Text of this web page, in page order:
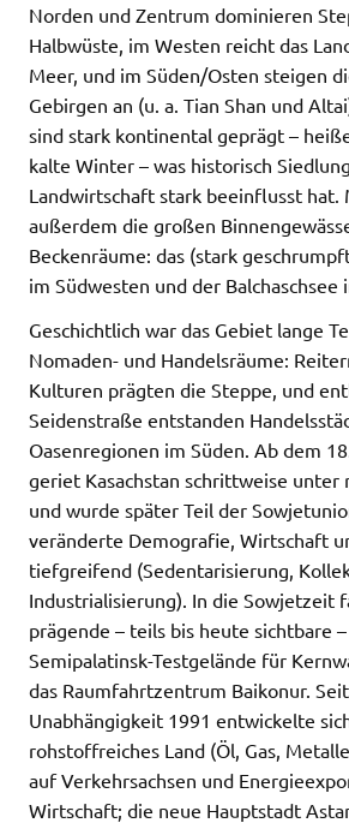
Norden und Zentrum dominieren
Halbwüste, im Westen reicht das
Meer, und im Süden/Osten steigen
Gebirgen an (u. a. Tian Shan und
sind stark kontinental geprägt –
kalte Winter – was historisch
Landwirtschaft stark beeinflusst hat.
außerdem die großen
Beckenräume: das (stark
im Südwesten und der Balchaschsee
Geschichtlich war das Gebiet lange
Nomaden- und Handelsräume:
Kulturen prägten die Steppe, und
Seidenstraße entstanden
Oasenregionen im Süden. Ab dem
geriet Kasachstan schrittweise unter
und wurde später Teil der
veränderte Demografie, Wirtschaft
tiefgreifend (Sedentarisierung,
Industrialisierung). In die Sowjetzeit
prägende – teils bis heute sichtbare
Semipalatinsk-Testgelände für
das Raumfahrtzentrum Baikonur.
Unabhängigkeit 1991 entwickelte
rohstoffreiches Land (Öl, Gas,
auf Verkehrsachsen und
Wirtschaft; die neue Hauptstadt